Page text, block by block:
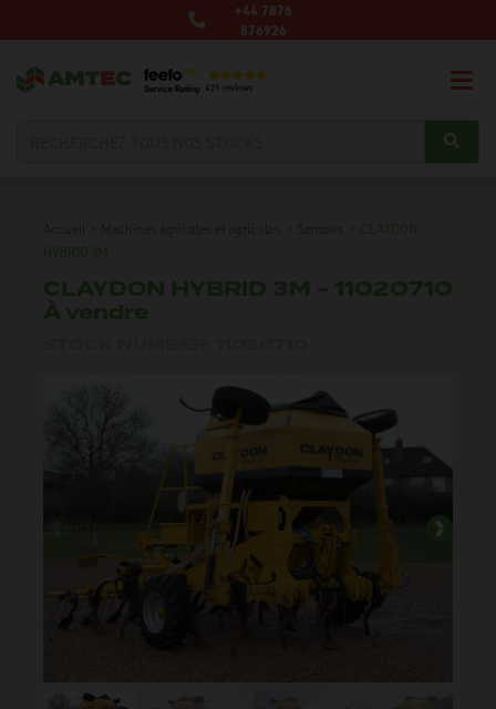
+44 7876
876926
CLAYDON
HYBRID 3M
CLAYDON HYBRID 3M - 11020710
À vendre